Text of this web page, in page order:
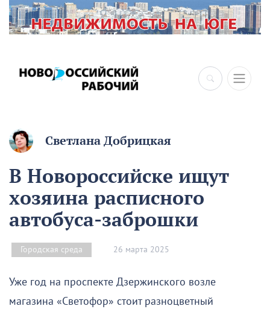
×
Светлана Добрицкая
В Новороссийске ищут
хозяина расписного
автобуса-заброшки
Городская среда 26 марта 2025
Уже год на проспекте Дзержинского возле
магазина «Светофор» стоит разноцветный